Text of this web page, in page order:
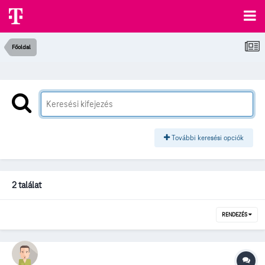
Főoldal
További keresési opciók
2 találat
RENDEZÉS